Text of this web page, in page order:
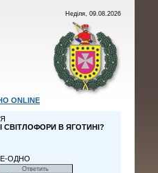
Неділя, 09.08.2026
ONLINE
СВІТЛОФОРИ В ЯГОТИНІ?
ОДНО